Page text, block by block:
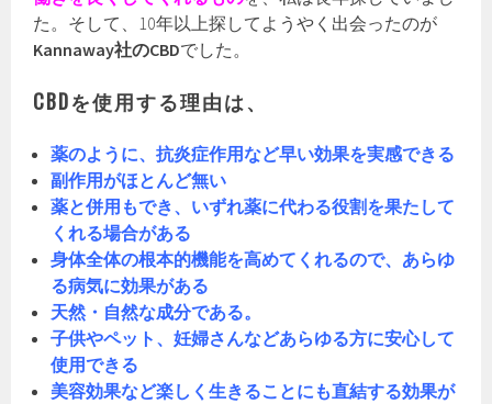
た。そして、10年以上探してようやく出会ったのが
Kannaway社のCBDでした。
CBDを使用する理由は、
薬のように、抗炎症作用など早い効果を実感できる
副作用がほとんど無い
薬と併用もでき、いずれ薬に代わる役割を果たして
くれる場合がある
身体全体の根本的機能を高めてくれるので、あらゆ
る病気に効果がある
天然・自然な成分である。
子供やペット、妊婦さんなどあらゆる方に安心して
使用できる
美容効果など楽しく生きることにも直結する効果が